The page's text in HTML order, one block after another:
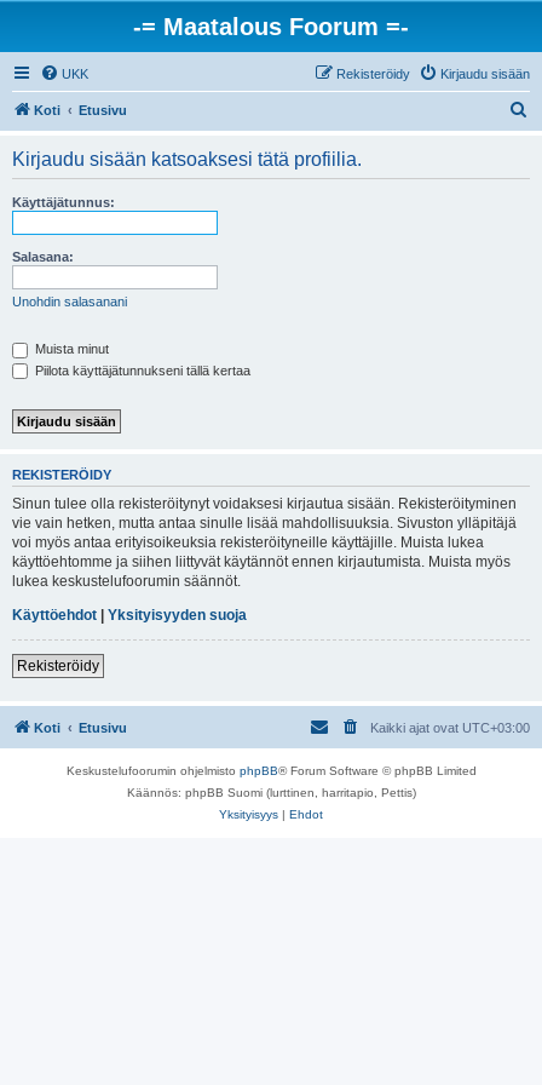
-= Maatalous Foorum =-
UKK Kirjaudu sisään
Rekisteröidy
Koti Etusivu
Kirjaudu sisään katsoaksesi tätä profiilia.
Käyttäjätunnus:
Salasana:
Unohdin salasanani
Muista minut
Piilota käyttäjätunnukseni tällä kertaa
REKISTERÖIDY
Sinun tulee olla rekisteröitynyt voidaksesi kirjautua sisään. Rekisteröityminen
vie vain hetken, mutta antaa sinulle lisää mahdollisuuksia. Sivuston ylläpitäjä
voi myös antaa erityisoikeuksia rekisteröityneille käyttäjille. Muista lukea
käyttöehtomme ja siihen liittyvät käytännöt ennen kirjautumista. Muista myös
lukea keskustelufoorumin säännöt.
Käyttöehdot | Yksityisyyden suoja
Rekisteröidy
Koti Etusivu Kaikki ajat ovat UTC+03:00
Keskustelufoorumin ohjelmisto phpBB® Forum Software © phpBB Limited
Käännös: phpBB Suomi (lurttinen, harritapio, Pettis)
Yksityisyys | Ehdot